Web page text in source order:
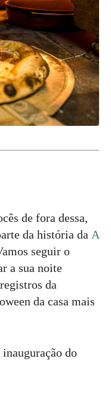
de fora dessa,
da história da A
seguir o
a sua noite
da
da casa mais
do